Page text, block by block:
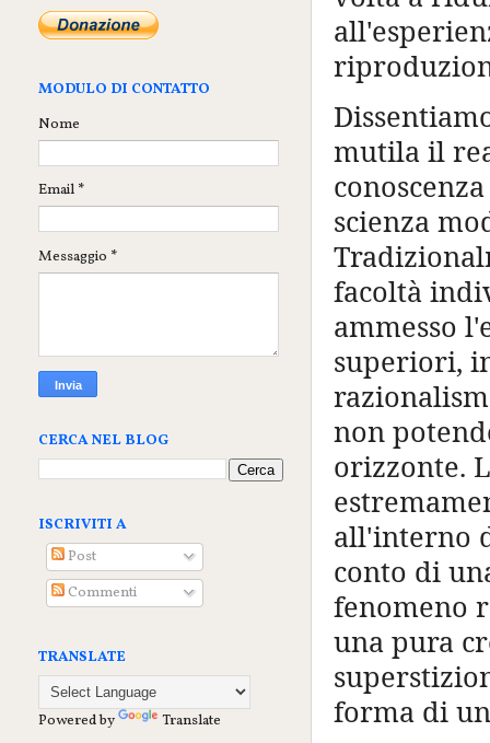
mutila il
scienza
facoltà
ammesso
superiori,
non
orizzonte.
all'interno
conto di
fenomeno
una pura
forma di
MODULO DI CONTATTO
Nome
Email *
Messaggio *
CERCA NEL BLOG
ISCRIVITI A
Post
Commenti
TRANSLATE
Powered by Translate